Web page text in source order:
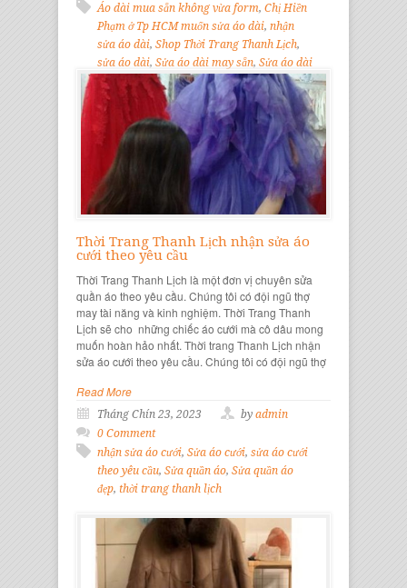
Áo dài mua sẵn không vừa form, Chị Hiền
Phạm ở Tp HCM muốn sửa áo dài, nhận
sửa áo dài, Shop Thời Trang Thanh Lịch,
sửa áo dài, Sửa áo dài may sẵn, Sửa áo dài
theo yêu cầu, Sửa quần áo đẹp,Sửa quần áo
theo yêu cầu
Thời Trang Thanh Lịch nhận sửa áo
cưới theo yêu cầu
Thời Trang Thanh Lịch là một đơn vị chuyên sửa
quần áo theo yêu cầu. Chúng tôi có đội ngũ thợ
may tài năng và kinh nghiệm. Thời Trang Thanh
Lịch sẽ cho những chiếc áo cưới mà cô dâu mong
muốn hoàn hảo nhất. Thời trang Thanh Lịch nhận
sửa áo cưới theo yêu cầu. Chúng tôi có đội ngũ thợ
Read More
Tháng Chín 23, 2023 by admin
0 Comment
nhận sửa áo cưới, Sửa áo cưới, sửa áo cưới
theo yêu cầu, Sửa quần áo, Sửa quần áo
đẹp, thời trang thanh lịch